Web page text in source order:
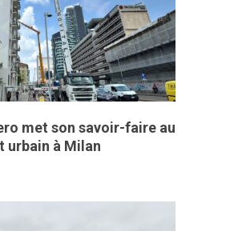
met son savoir-faire au
urbain à Milan